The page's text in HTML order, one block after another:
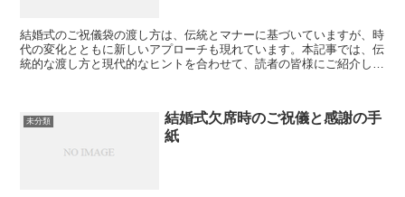
結婚式のご祝儀袋の渡し方は、伝統とマナーに基づいていますが、時
代の変化とともに新しいアプローチも現れています。本記事では、伝
統的な渡し方と現代的なヒントを合わせて、読者の皆様にご紹介しま
未分類
結婚式欠席時のご祝儀と感謝の手
紙